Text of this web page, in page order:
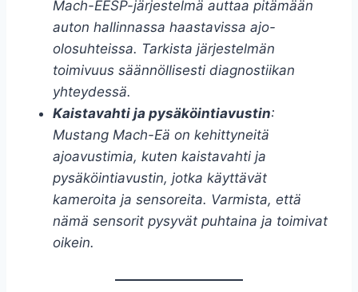
Mach-EESP-järjestelmä auttaa pitämään
auton hallinnassa haastavissa ajo-
olosuhteissa. Tarkista järjestelmän
toimivuus säännöllisesti diagnostiikan
yhteydessä.
Kaistavahti ja pysäköintiavustin:
Mustang Mach-Eä on kehittyneitä
ajoavustimia, kuten kaistavahti ja
pysäköintiavustin, jotka käyttävät
kameroita ja sensoreita. Varmista, että
nämä sensorit pysyvät puhtaina ja toimivat
oikein.